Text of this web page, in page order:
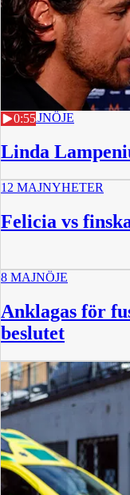
0:55
12 MAJNÖJE
Linda
12 MAJNYHETER
Felicia vs
8 MAJNÖJE
Anklagas för
beslutet